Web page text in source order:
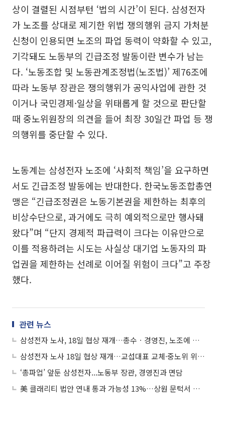
상이 결렬된 시점부턴 ‘법의 시간’이 된다. 삼성전자
가 노조를 상대로 제기한 위법 쟁의행위 금지 가처분
신청이 인용되면 노조의 파업 동력이 약화할 수 있고,
기각돼도 노동부의 긴급조정 발동이란 변수가 남는
다. ‘노동조합 및 노동관계조정법(노조법)’ 제76조에
따라 노동부 장관은 쟁의행위가 공익사업에 관한 것
이거나 국민경제·일상을 위태롭게 할 것으로 판단할
때 중노위원장의 의견을 들어 최장 30일간 파업 등 쟁
의행위를 중단할 수 있다.
노동계는 삼성전자 노조에 ‘사회적 책임’을 요구하면
서도 긴급조정 발동에는 반대한다. 한국노동조합총연
맹은 “긴급조정권은 노동기본권을 제한하는 최후의
비상수단으로, 과거에도 극히 예외적으로만 행사돼
왔다”며 “단지 경제적 파급력이 크다는 이유만으로
이를 적용하려는 시도는 사실상 대기업 노동자의 파
업권을 제한하는 선례로 이어질 위험이 크다”고 주장
했다.
관련 뉴스
삼성전자 노사, 18일 협상 재개…총수ㆍ경영진, 노조에 잇단 대화 손짓
삼성전자 노사 18일 협상 재개…교섭대표 교체·중노위 위원장 직접 참관
‘총파업’ 앞둔 삼성전자...노동부 장관, 경영진과 면담
美 클래리티 법안 연내 통과 가능성 13%…상원 문턱서 제동